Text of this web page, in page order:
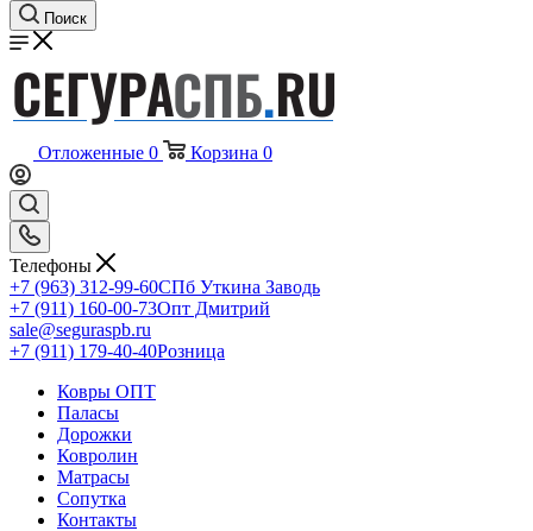
Поиск
Отложенные 0 Корзина 0
Телефоны
+7 (963) 312-99-60СПб Уткина Заводь
+7 (911) 160-00-73Опт Дмитрий
sale@seguraspb.ru
+7 (911) 179-40-40Розница
Ковры ОПТ
Паласы
Дорожки
Ковролин
Матрасы
Сопутка
Контакты